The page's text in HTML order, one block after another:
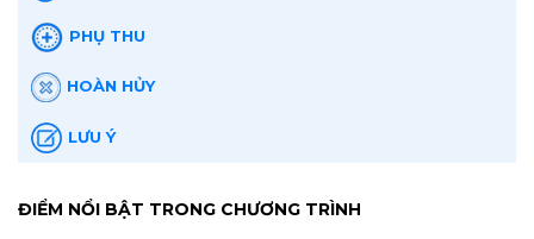
PHỤ THU
HOÀN HỦY
LƯU Ý
ĐIỂM NỔI BẬT TRONG CHƯƠNG TRÌNH